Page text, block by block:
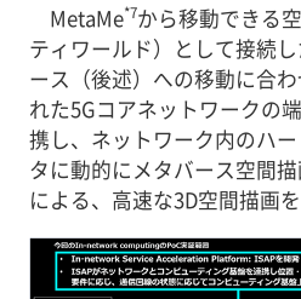
MetaMe*7から移動できる
ティワールド）として接続
ース（後述）への移動に合
れた5Gコアネットワークの
携し、ネットワーク内のハ
タに動的にメタバース空間
による、高速な3D空間描画